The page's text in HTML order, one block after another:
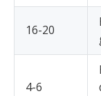
16-20
4-6